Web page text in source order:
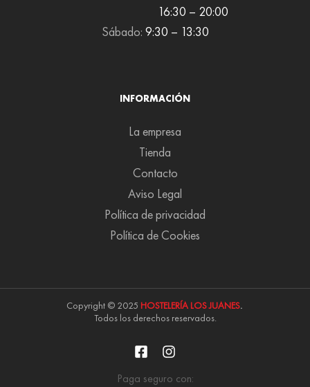
16:30 – 20:00
Sábado: 9:30 – 13:30
INFORMACIÓN
La empresa
Tienda
Contacto
Aviso Legal
Política de privacidad
Política de Cookies
Copyright © 2025 HOSTELERÍA LOS JUANES.
Todos los derechos reservados.
Paga seguro con: